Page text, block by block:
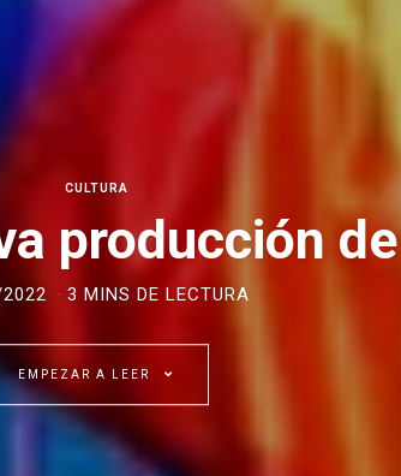
CULTURA
producción
3 MINS DE LECTURA
EMPEZAR A LEER